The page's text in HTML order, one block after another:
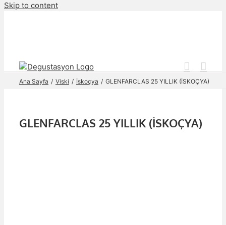
Skip to content
Ana Sayfa Viski İskoçya GLENFARCLAS 25 YILLIK (İSKOÇYA)
GLENFARCLAS 25 YILLIK (İSKOÇYA)